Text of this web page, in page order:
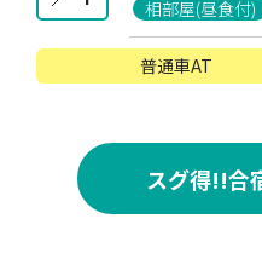
相部屋(昼食付)
普通車AT
スグ得!!合